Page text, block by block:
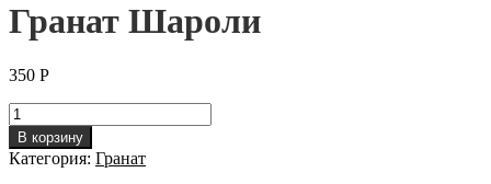
Гранат Шароли
350 Р
Количество
Гранат
Шароли
В корзину
Категория: Гранат